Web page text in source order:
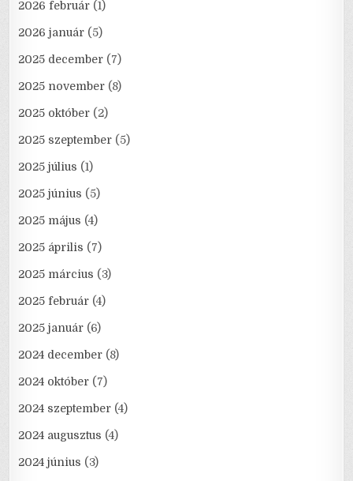
2026 február (1)
2026 január (5)
2025 december (7)
2025 november (8)
2025 október (2)
2025 szeptember (5)
2025 július (1)
2025 június (5)
2025 május (4)
2025 április (7)
2025 március (3)
2025 február (4)
2025 január (6)
2024 december (8)
2024 október (7)
2024 szeptember (4)
2024 augusztus (4)
2024 június (3)